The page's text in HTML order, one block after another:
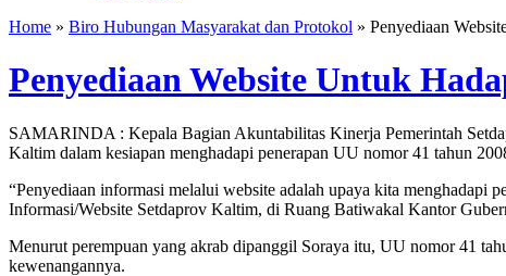
Home » Biro Hubungan Masyarakat dan Protokol » Penyediaan
Penyediaan Website Untuk
SAMARINDA : Kepala Bagian Akuntabilitas Kinerja Pemerintah
Kaltim dalam kesiapan menghadapi penerapan UU nomor 41 tahun
“Penyediaan informasi melalui website adalah upaya kita menghadapi
Informasi/Website Setdaprov Kaltim, di Ruang Batiwakal Kantor
Menurut perempuan yang akrab dipanggil Soraya itu, UU nomor 41
kewenangannya.